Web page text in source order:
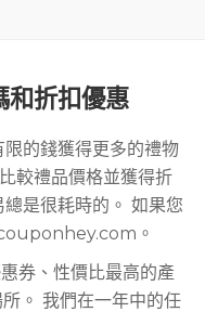
和折扣優惠
的錢獲得更多的禮物
較禮品價格並獲得折
是很耗時的。 如果您
。
券、性價比最高的產
。 我們在一年中的任